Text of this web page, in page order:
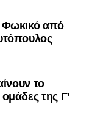
Φωκικό από
το
της Γ’